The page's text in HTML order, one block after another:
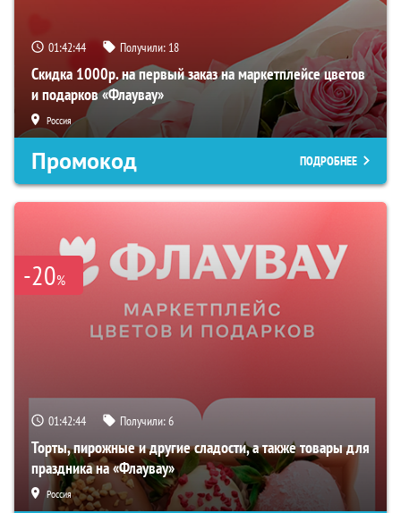
01:42:43 Получили: 18
Скидка 1000р. на первый заказ на маркетплейсе цветов
и подарков «Флаувау»
Россия
Промокод ПОДРОБНЕЕ
-20%
01:42:43 Получили:6
Торты, пирожные и другие сладости, а также товары для
праздника на «Флаувау»
Россия